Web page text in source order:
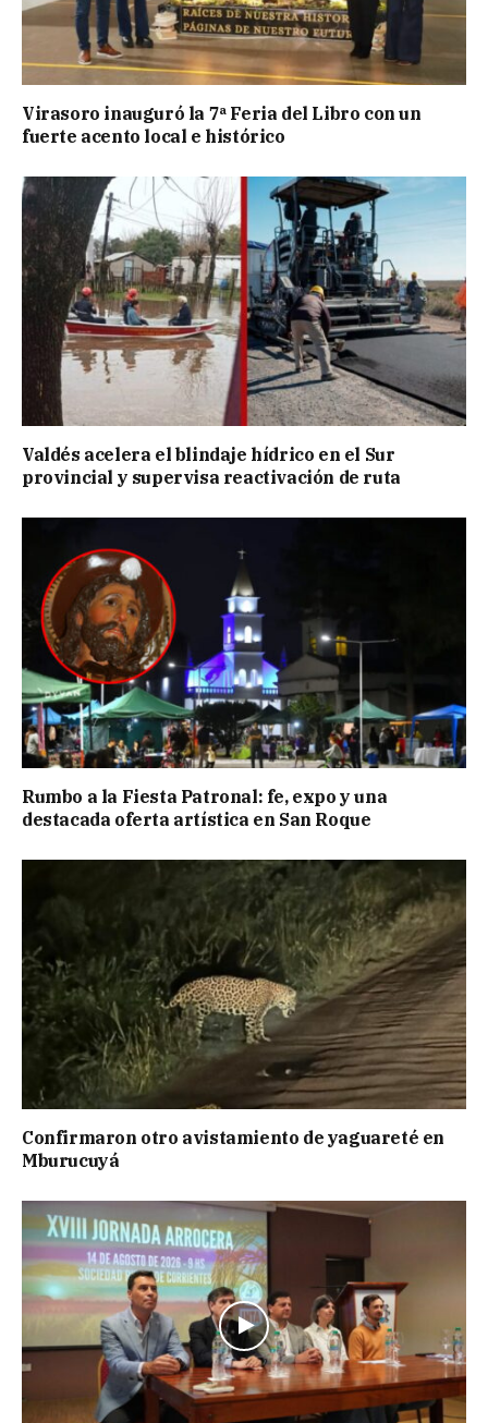
Virasoro inauguró la 7ª Feria del Libro con un
fuerte acento local e histórico
Valdés acelera el blindaje hídrico en el Sur
provincial y supervisa reactivación de ruta
Rumbo a la Fiesta Patronal: fe, expo y una
destacada oferta artística en San Roque
Confirmaron otro avistamiento de yaguareté en
Mburucuyá